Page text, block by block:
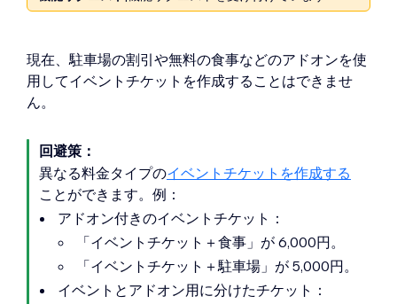
現在、駐車場の割引や無料の食事などのアドオンを使
用してイベントチケットを作成することはできませ
ん。
回避策：
異なる料金タイプのイベントチケットを作成する
ことができます。例：
アドオン付きのイベントチケット：
「イベントチケット＋食事」が 6,000円。
「イベントチケット＋駐車場」が 5,000円。
イベントとアドオン用に分けたチケット：